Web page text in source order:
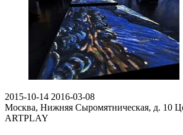
2015-10-14 2016-03-08
Москва, Нижняя Сыромятническая, д. 10
ARTPLAY